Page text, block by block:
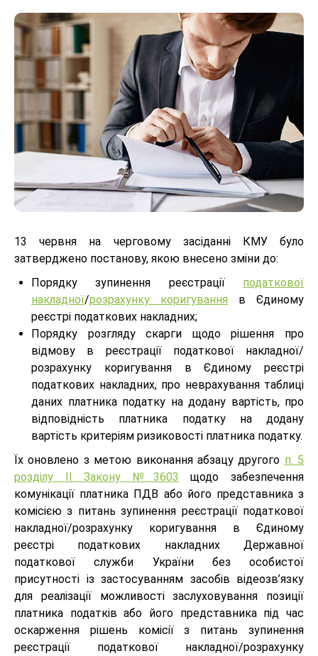
13 червня на черговому засіданні КМУ було
затверджено постанову, якою внесено зміни до:
Порядку зупинення реєстрації податкової
накладної/розрахунку коригування в Єдиному
реєстрі податкових накладних;
Порядку розгляду скарги щодо рішення про
відмову в реєстрації податкової накладної/
розрахунку коригування в Єдиному реєстрі
податкових накладних, про неврахування таблиці
даних платника податку на додану вартість, про
відповідність платника податку на додану
вартість критеріям ризиковості платника податку.
Їх оновлено з метою виконання абзацу другого п. 5
розділу ІІ Закону №3603 щодо забезпечення
комунікації платника ПДВ або його представника з
комісією з питань зупинення реєстрації податкової
накладної/розрахунку коригування в Єдиному
реєстрі податкових накладних Державної
податкової служби України без особистої
присутності із застосуванням засобів відеозв’язку
для реалізації можливості заслуховування позиції
платника податків або його представника під час
оскарження рішень комісії з питань зупинення
реєстрації податкової накладної/розрахунку